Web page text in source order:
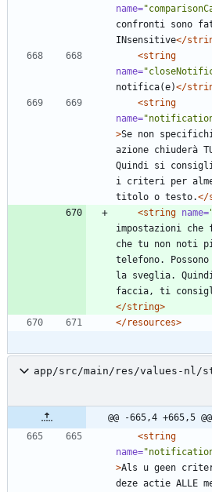
name=
confronti sono
INsensitive</
<string
name=
notifica(e)</
<string
name=
>Se non
azione chiuderà
Quindi si
i criteri per
titolo o testo.</
<string name=
impostazioni
che tu non noti
telefono.
la sveglia.
faccia, ti
</string>
</resources>
app/src/main/res/values-nl/
@@ -665,4 +665,5 @@
<string
name=
>Als u geen
deze actie ALLE